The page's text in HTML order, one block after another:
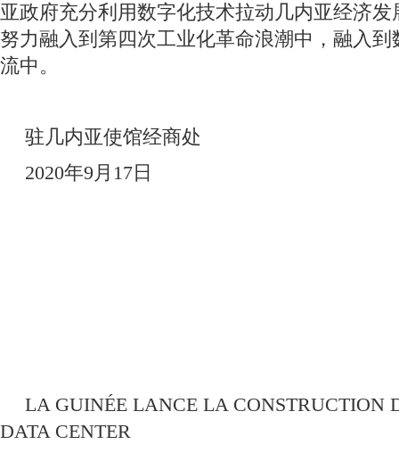
亚政府充分利用数字化技术拉动几内亚经济
努力融入到第四次工业化革命浪潮中，融入
流中。
驻几内亚使馆经商处
2020年9月17日
LA GUINÉE LANCE LA CONSTRUCTION
DATA CENTER